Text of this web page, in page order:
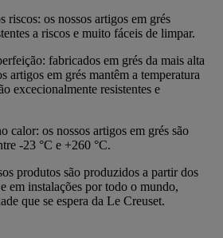
riscos: os nossos artigos em grés
a riscos e muito fáceis de limpar.
fabricados em grés da mais alta
artigos em grés mantêm a temperatura
excecionalmente resistentes e
calor: os nossos artigos em grés são
-23 °C e +260 °C.
produtos são produzidos a partir dos
em instalações por todo o mundo,
que se espera da Le Creuset.